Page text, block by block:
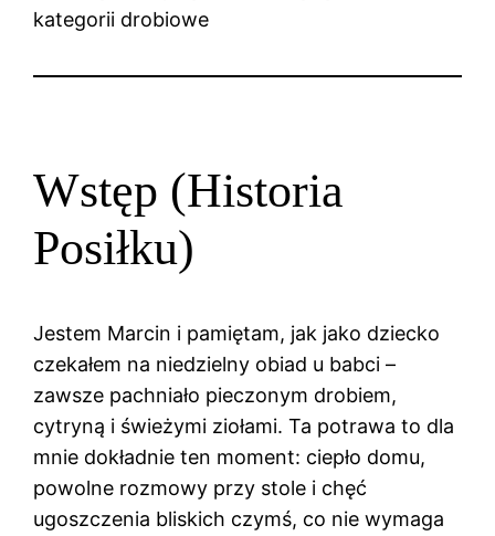
Wstęp (Historia
Posiłku)
Jestem Marcin i pamiętam, jak jako dziecko
czekałem na niedzielny obiad u babci –
zawsze pachniało pieczonym drobiem,
cytryną i świeżymi ziołami. Ta potrawa to dla
mnie dokładnie ten moment: ciepło domu,
powolne rozmowy przy stole i chęć
ugoszczenia bliskich czymś, co nie wymaga